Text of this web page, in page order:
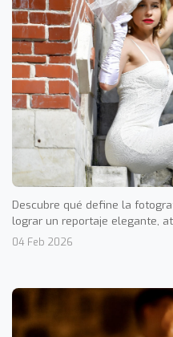
Descubre qué define la
lograr un reportaje elegante,
04 Feb 2026